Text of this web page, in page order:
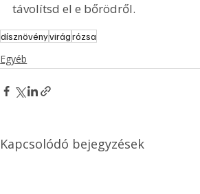
távolítsd el e bőrödről.
dísznövényvirágrózsa
Egyéb
Kapcsolódó bejegyzések